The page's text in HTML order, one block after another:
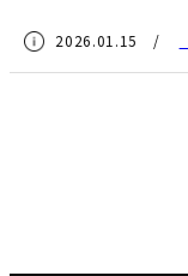
2026.01.15 /